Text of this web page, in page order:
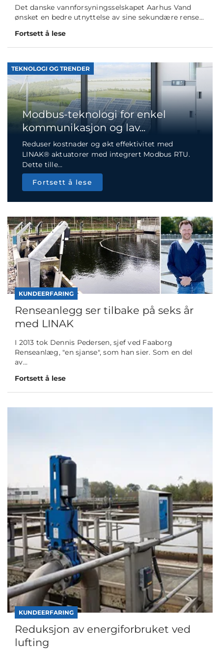
Det danske vannforsyningsselskapet Aarhus Vand
ønsket en bedre utnyttelse av sine sekundære rense...
Fortsett å lese
TEKNOLOGI OG TRENDER
Modbus-teknologi for enkel
kommunikasjon og lav...
Reduser kostnader og økt effektivitet med
LINAK® aktuatorer med integrert Modbus RTU.
Dette tille...
Fortsett å lese
KUNDEERFARING
Renseanlegg ser tilbake på seks år
med LINAK
I 2013 tok Dennis Pedersen, sjef ved Faaborg
Renseanlæg, "en sjanse", som han sier. Som en del
av...
Fortsett å lese
KUNDEERFARING
Reduksjon av energiforbruket ved
lufting